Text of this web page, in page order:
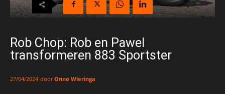
Rob Chop: Rob en Pawel
transformeren 883 Sportster
27/04/2024 door Onno Wieringa